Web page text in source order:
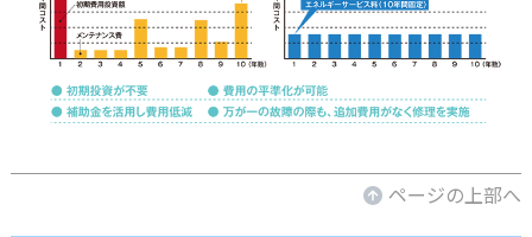
ページの上部へ